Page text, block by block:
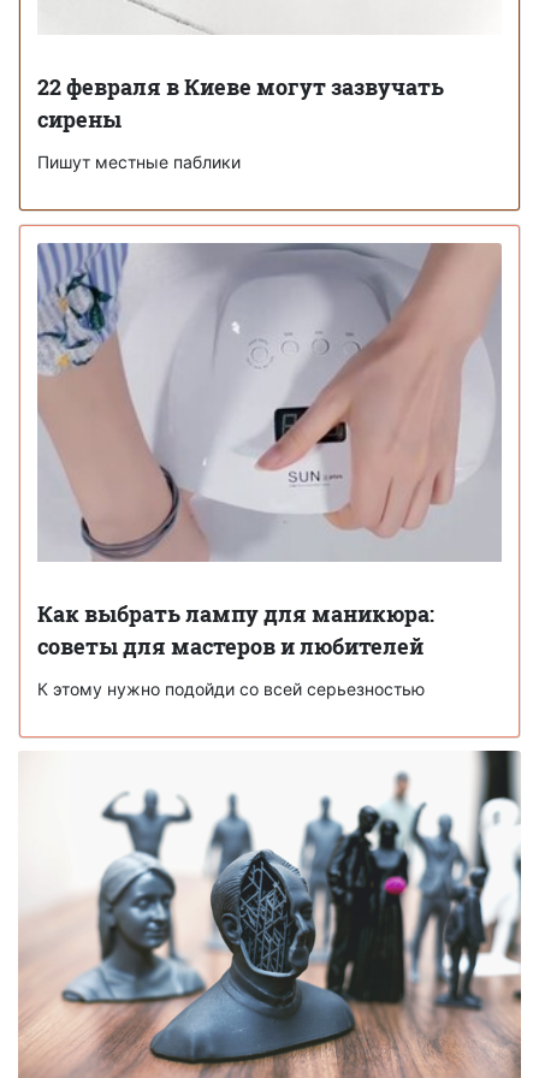
22 февраля в Киеве могут зазвучать
сирены
Пишут местные паблики
Как выбрать лампу для маникюра:
советы для мастеров и любителей
К этому нужно подойди со всей серьезностью